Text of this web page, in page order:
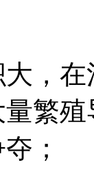
，
繁
；